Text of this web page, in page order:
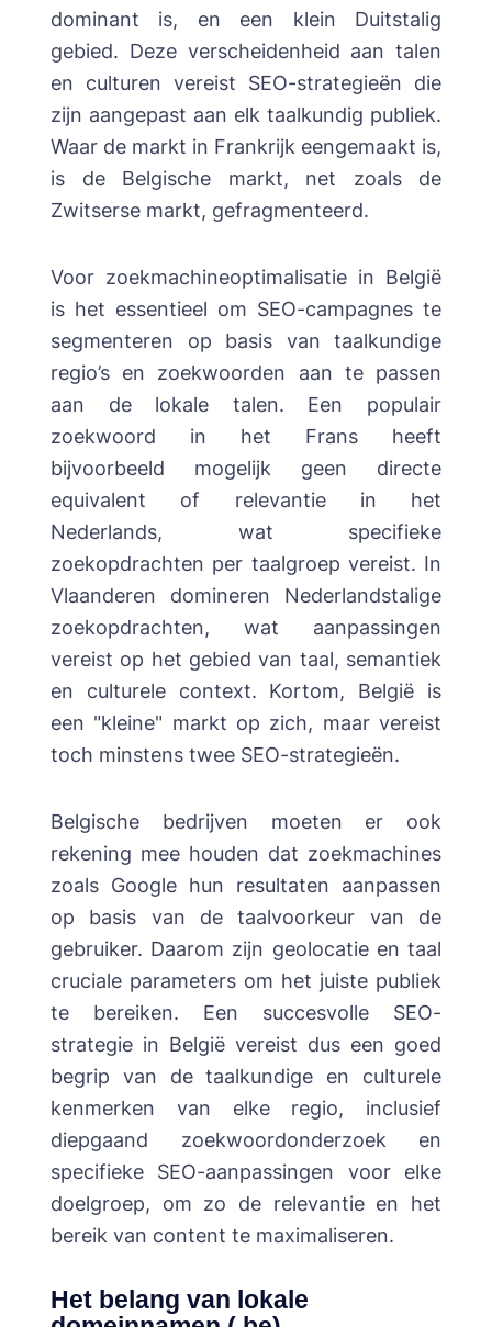
dominant is, en een klein Duitstalig
gebied. Deze verscheidenheid aan talen
en culturen vereist SEO-strategieën die
zijn aangepast aan elk taalkundig publiek.
Waar de markt in Frankrijk eengemaakt is,
is de Belgische markt, net zoals de
Zwitserse markt, gefragmenteerd.
Voor zoekmachineoptimalisatie in België
is het essentieel om SEO-campagnes te
segmenteren op basis van taalkundige
regio’s en zoekwoorden aan te passen
aan de lokale talen. Een populair
zoekwoord in het Frans heeft
bijvoorbeeld mogelijk geen directe
equivalent of relevantie in het
Nederlands, wat specifieke
zoekopdrachten per taalgroep vereist. In
Vlaanderen domineren Nederlandstalige
zoekopdrachten, wat aanpassingen
vereist op het gebied van taal, semantiek
en culturele context. Kortom, België is
een "kleine" markt op zich, maar vereist
toch minstens twee SEO-strategieën.
Belgische bedrijven moeten er ook
rekening mee houden dat zoekmachines
zoals Google hun resultaten aanpassen
op basis van de taalvoorkeur van de
gebruiker. Daarom zijn geolocatie en taal
cruciale parameters om het juiste publiek
te bereiken. Een succesvolle SEO-
strategie in België vereist dus een goed
begrip van de taalkundige en culturele
kenmerken van elke regio, inclusief
diepgaand zoekwoordonderzoek en
specifieke SEO-aanpassingen voor elke
doelgroep, om zo de relevantie en het
bereik van content te maximaliseren.
Het belang van lokale